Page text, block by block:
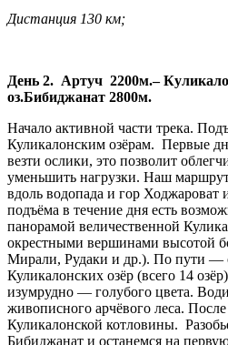
Дистанция 130 км;
День 2. Артуч 2200м.–
оз.Бибиджанат 2800м.
Начало активной части трека.
Куликалонским озёрам. Первые
везти ослики, это позволит
уменьшить нагрузки. Наш
вдоль водопада и гор Ходжароват
подъёма в течение дня есть
панорамой величественной
окрестными вершинами высотой
Мирали, Рудаки и др.). По пути —
Куликалонских озёр (всего 14
изумрудно — голубого цвета.
живописного арчёвого леса.
Куликалонской котловины.
Бибиджанат и останемся на